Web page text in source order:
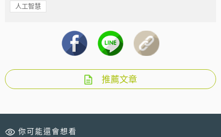
人工智慧
推薦文章
你可能還會想看